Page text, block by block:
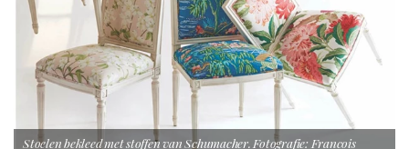
Stoelen bekleed met stoffen van Schumacher. Fotografie: Francois